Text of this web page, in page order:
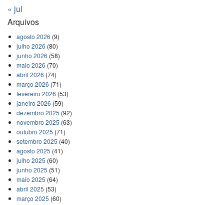
« jul
Arquivos
agosto 2026 (9)
julho 2026 (80)
junho 2026 (58)
maio 2026 (70)
abril 2026 (74)
março 2026 (71)
fevereiro 2026 (53)
janeiro 2026 (59)
dezembro 2025 (92)
novembro 2025 (63)
outubro 2025 (71)
setembro 2025 (40)
agosto 2025 (41)
julho 2025 (60)
junho 2025 (51)
maio 2025 (64)
abril 2025 (53)
março 2025 (60)